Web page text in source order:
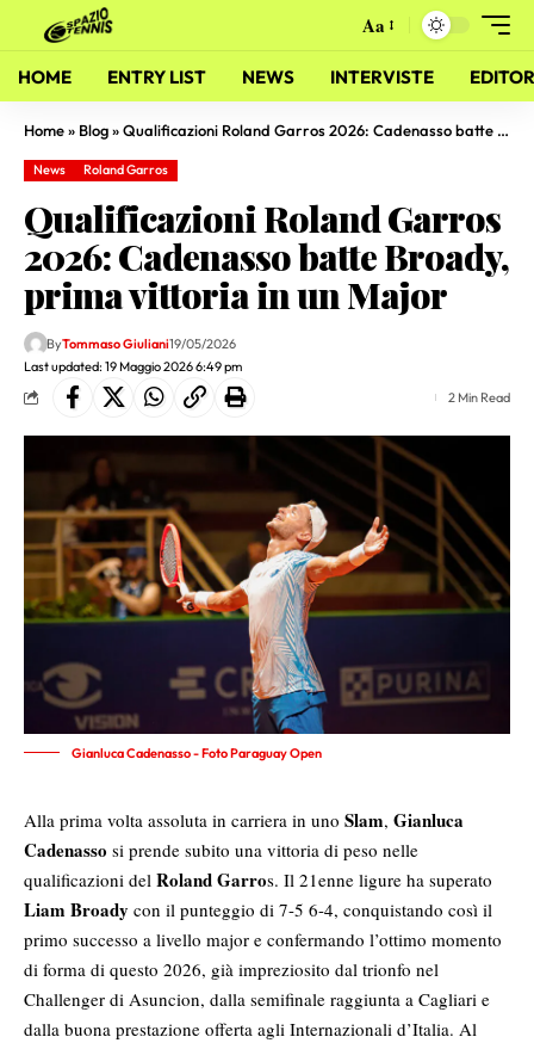
Aa
HOME ENTRY LIST NEWS INTERVISTE
Home» Blog»Qualificazioni Roland Garros 2026: Cadenasso batte Broady, prima vittoria in un Major
News Roland Garros
Qualificazioni Roland Garros
2026: Cadenasso batte Broady,
prima vittoria in un Major
Last updated: 19 Maggio 2026 6:49 pm
ByTommaso Giuliani19/05/2026
2 Min Read
Gianluca Cadenasso - Foto Paraguay Open
Alla prima volta assoluta in carriera in uno Slam, Gianluca
Cadenasso si prende subito una vittoria di peso nelle
qualificazioni del Roland Garros. Il 21enne ligure ha superato
Liam Broady con il punteggio di 7-5 6-4, conquistando così il
primo successo a livello major e confermando l’ottimo momento
di forma di questo 2026, già impreziosito dal trionfo nel
Challenger di Asuncion, dalla semifinale raggiunta a Cagliari e
dalla buona prestazione offerta agli Internazionali d’Italia. Al